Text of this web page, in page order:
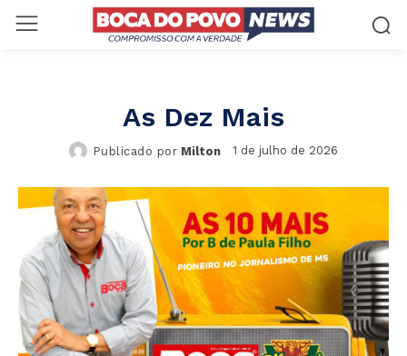
As Dez Mais
Publicado por Milton 1 de julho de 2026